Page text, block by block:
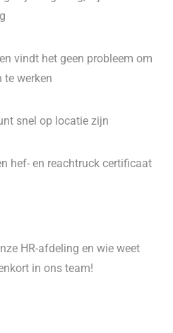
vindt het geen probleem om
te werken
snel op locatie zijn
hef- en reachtruck certificaat
HR-afdeling en wie weet
in ons team!